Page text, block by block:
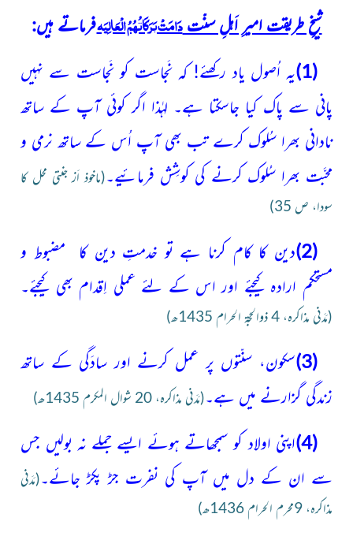
شیخِ طریقت امیرِ اَہلِ سنّتدَامَتْ بَرَکَاتُہُمُ الْعَالِیَہفرماتے ہیں:
(1)
یہ اُصول یاد رکھئے! کہ نَجاست کو نَجاست سے نہیں
پانی سے پاک کیا جاسکتا ہے۔ لہٰذا اگر کوئی آپ کے ساتھ
نادانی بھرا سُلوک کرے تب بھی آپ اُس کے ساتھ نرمی و
محبَّت بھرا سُلوک کرنے کی کوشِش فرمائیے۔(ماخوذ اَز جنتی محل کا
سودا، ص 35)
(2)
دین کا کام کرنا ہے تو خدمتِ دین کا مضبوط و
مستحکم ارادہ کیجئے اور اس کے لئے عملی اِقدام بھی کیجئے۔
(مَدَنی مذاکرہ، 4 ذوالحجۃ الحرام 1435ھ)
(3)
سکون، سنّتوں پر عمل کرنے اور سادَگی کے ساتھ
زندگی گزارنے میں ہے۔(مَدَنی مذاکرہ، 20 شوال المکرم 1435ھ)
(4)
اپنی اولاد کو سمجھاتے ہوئے ایسے جملے نہ بولیں جس
سے ان کے دل میں آپ کی نفرت جڑ پکڑ جائے۔(مَدَنی
مذاکرہ، 9محرم الحرام 1436ھ)